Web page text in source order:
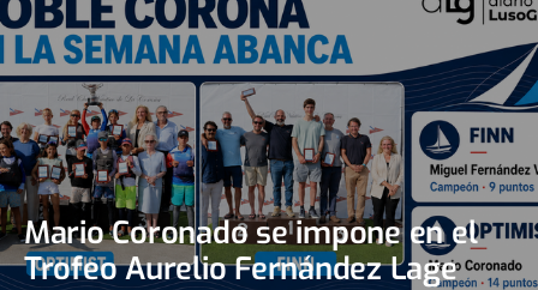
Mario Coronado se impone en el
Trofeo Aurelio Fernández Lage